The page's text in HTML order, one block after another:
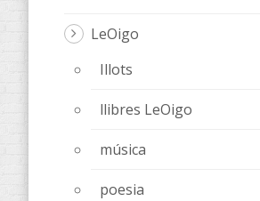
LeOigo
Illots
llibres LeOigo
música
poesia